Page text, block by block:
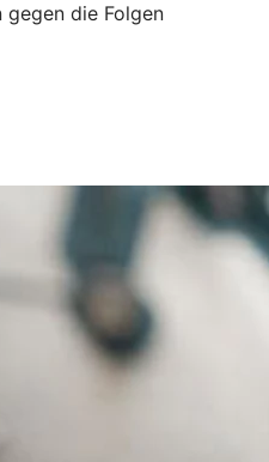
gegen die Folgen